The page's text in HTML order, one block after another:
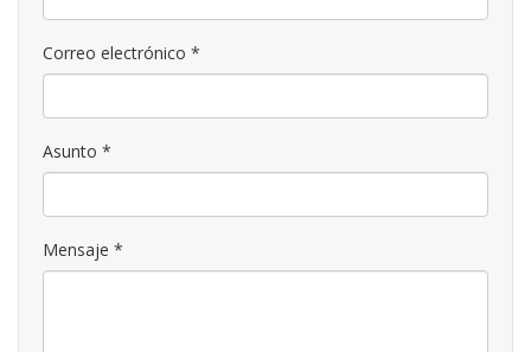
Correo electrónico *
Asunto *
Mensaje *